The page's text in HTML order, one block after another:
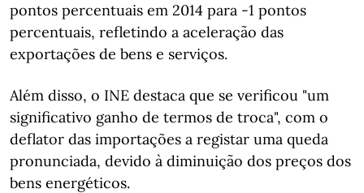
pontos percentuais em 2014 para -1 pontos
percentuais, refletindo a aceleração das
exportações de bens e serviços.
Além disso, o INE destaca que se verificou "um
significativo ganho de termos de troca", com o
deflator das importações a registar uma queda
pronunciada, devido à diminuição dos preços dos
bens energéticos.